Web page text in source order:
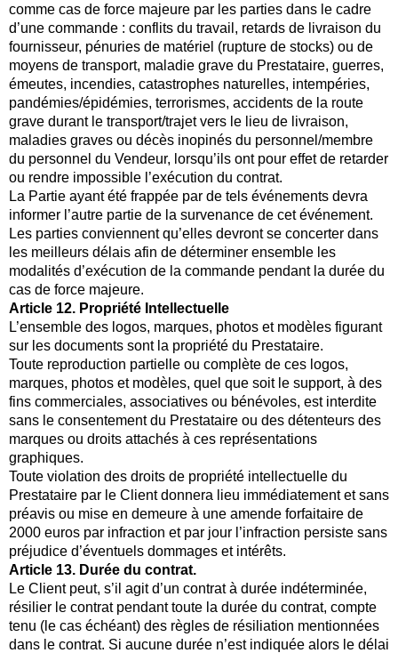
comme cas de force majeure par les parties dans le cadre
d’une commande : conflits du travail, retards de livraison du
fournisseur, pénuries de matériel (rupture de stocks) ou de
moyens de transport, maladie grave du Prestataire, guerres,
émeutes, incendies, catastrophes naturelles, intempéries,
pandémies/épidémies, terrorismes, accidents de la route
grave durant le transport/trajet vers le lieu de livraison,
maladies graves ou décès inopinés du personnel/membre
du personnel du Vendeur, lorsqu’ils ont pour effet de retarder
ou rendre impossible l’exécution du contrat.
La Partie ayant été frappée par de tels événements devra
informer l’autre partie de la survenance de cet événement.
Les parties conviennent qu’elles devront se concerter dans
les meilleurs délais afin de déterminer ensemble les
modalités d’exécution de la commande pendant la durée du
cas de force majeure.
Article 12. Propriété Intellectuelle
L’ensemble des logos, marques, photos et modèles figurant
sur les documents sont la propriété du Prestataire.
Toute reproduction partielle ou complète de ces logos,
marques, photos et modèles, quel que soit le support, à des
fins commerciales, associatives ou bénévoles, est interdite
sans le consentement du Prestataire ou des détenteurs des
marques ou droits attachés à ces représentations
graphiques.
Toute violation des droits de propriété intellectuelle du
Prestataire par le Client donnera lieu immédiatement et sans
préavis ou mise en demeure à une amende forfaitaire de
2000 euros par infraction et par jour l’infraction persiste sans
préjudice d’éventuels dommages et intérêts.
Article 13. Durée du contrat.
Le Client peut, s’il agit d’un contrat à durée indéterminée,
résilier le contrat pendant toute la durée du contrat, compte
tenu (le cas échéant) des règles de résiliation mentionnées
dans le contrat. Si aucune durée n’est indiquée alors le délai